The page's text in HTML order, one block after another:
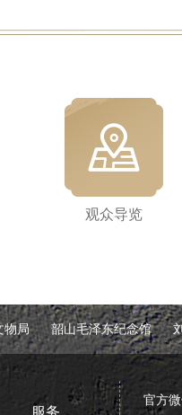
观众导览
物局 韶山毛泽东纪念馆
服务
官方